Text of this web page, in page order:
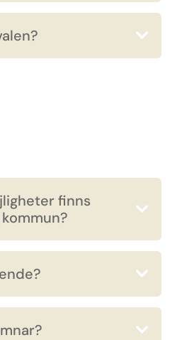
finns